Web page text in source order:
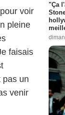
voir
pleine
faisais
pas un
venir
"Ça